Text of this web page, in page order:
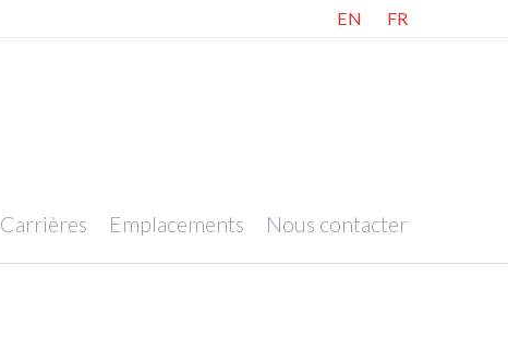
EN FR
Carrières Emplacements Nous contacter